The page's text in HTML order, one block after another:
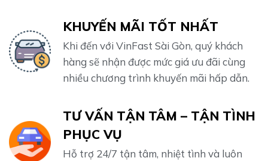
KHUYẾN MÃI TỐT NHẤT
Khi đến với VinFast Sài Gòn, quý khách
hàng sẽ nhận được mức giá ưu đãi cùng
nhiều chương trình khuyến mãi hấp dẫn.
TƯ VẤN TẬN TÂM – TẬN TÌNH
PHỤC VỤ
Hỗ trợ 24/7 tận tâm, nhiệt tình và luôn